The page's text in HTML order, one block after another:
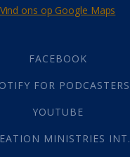
(87)
Die Onse Vader(12)
(392)
Afgode(23)
Almag(1)
Vind ons op Google Maps
FACEBOOK
FOR PODCASTERS
YOUTUBE
MINISTRIES INT.